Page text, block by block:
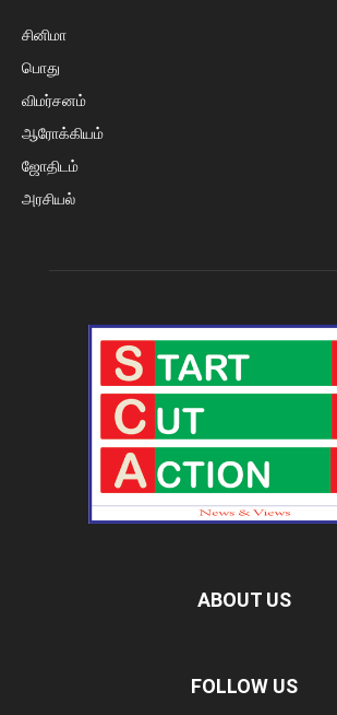
சினிமா
பொது
விமர்சனம்
ஆரோக்கியம்
ஜோதிடம்
அரசியல்
ABOUT US
FOLLOW US